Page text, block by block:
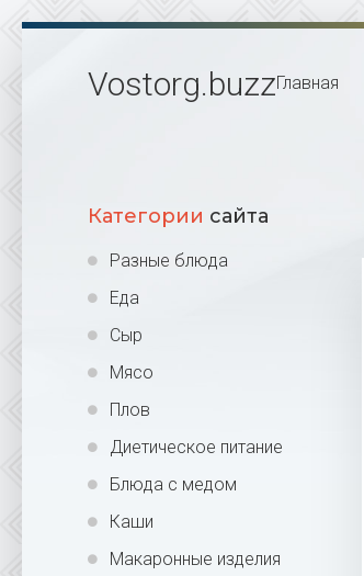
Vostorg.buzzГлавная
Категории сайта
Разные блюда
Еда
Сыр
Мясо
Плов
Диетическое питание
Блюда с медом
Каши
Макаронные изделия